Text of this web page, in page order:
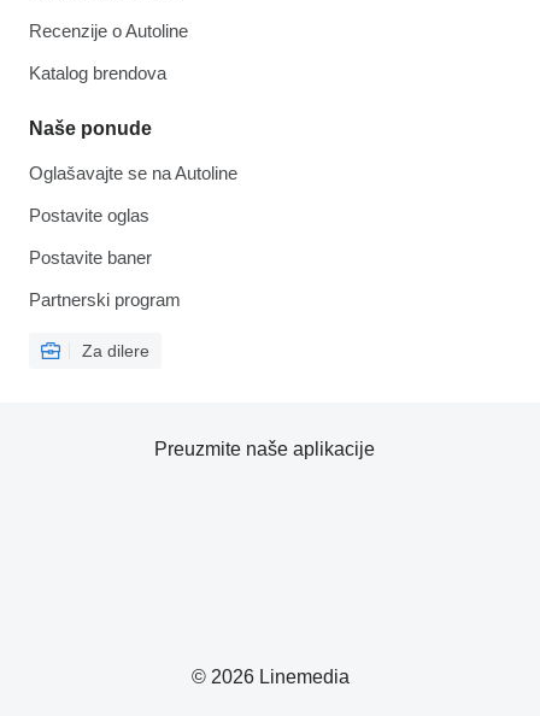
Recenzije o Autoline
Katalog brendova
Naše ponude
Oglašavajte se na Autoline
Postavite oglas
Postavite baner
Partnerski program
Za dilere
© 2026 Linemedia
Preuzmite naše aplikacije